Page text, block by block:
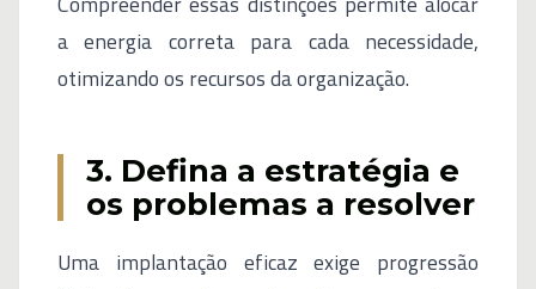
a energia correta para cada necessidade,
otimizando os recursos da organização.
3. Defina a estratégia e
os problemas a resolver
Uma implantação eficaz exige progressão